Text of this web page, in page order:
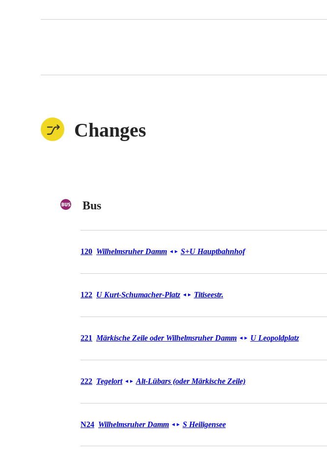
Changes
Bus
Bus 120
120 Wilhelmsruher Damm ◄ ► S+U Hauptbahnhof
Bus 122
122 U Kurt-Schumacher-Platz ◄ ► Titiseestr.
Bus 221
221 Märkische Zeile oder Wilhelmsruher Damm ◄ ► U Leopoldplatz
Bus 222
222 Tegelort ◄ ► Alt-Lübars (oder Märkische Zeile)
Bus N24
N24 Wilhelmsruher Damm ◄ ► S Heiligensee